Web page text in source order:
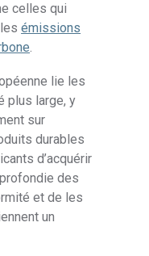
celles qui
émissions
.
lie les
plus large, y
sur
durables
d’acquérir
des
et de les
un